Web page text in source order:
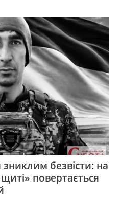
безвісти: на
повертається